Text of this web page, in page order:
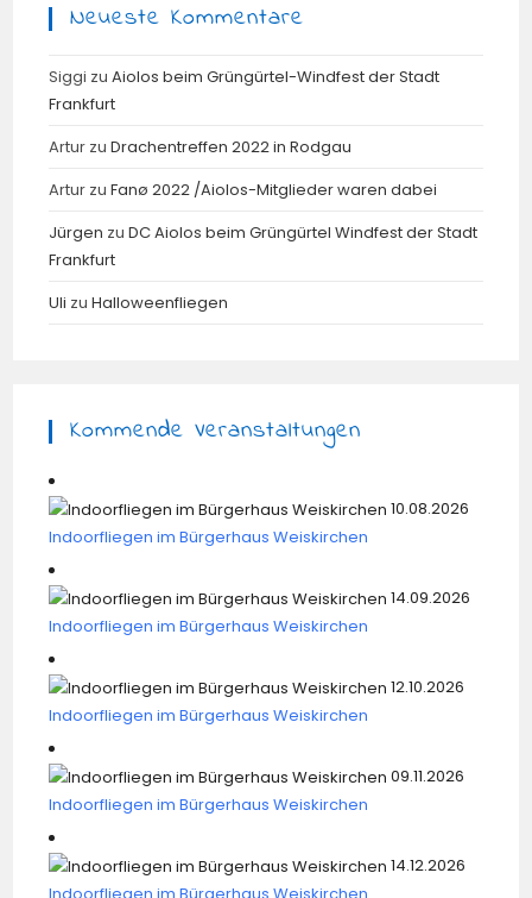
Neueste Kommentare
Siggi zuAiolos beim Grüngürtel-Windfest der Stadt
Frankfurt
Artur zuDrachentreffen 2022 in Rodgau
Artur zuFanø 2022 /Aiolos-Mitglieder waren dabei
Jürgen zuDC Aiolos beim Grüngürtel Windfest der Stadt
Frankfurt
Uli zuHalloweenfliegen
Kommende Veranstaltungen
10.08.2026
Indoorfliegen im Bürgerhaus Weiskirchen
14.09.2026
Indoorfliegen im Bürgerhaus Weiskirchen
12.10.2026
Indoorfliegen im Bürgerhaus Weiskirchen
09.11.2026
Indoorfliegen im Bürgerhaus Weiskirchen
14.12.2026
Indoorfliegen im Bürgerhaus Weiskirchen